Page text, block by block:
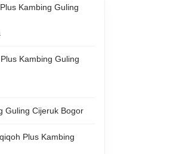
Kambing Guling
Kambing Guling
Guling Cijeruk Bogor
Plus Kambing